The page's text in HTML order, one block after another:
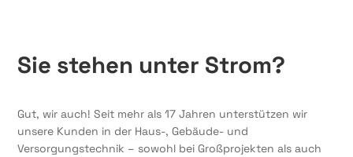
Sie stehen unter Strom?
Gut, wir auch! Seit mehr als 17 Jahren unterstützen wir
unsere Kunden in der Haus-, Gebäude- und
Versorgungstechnik – sowohl bei Großprojekten als auch